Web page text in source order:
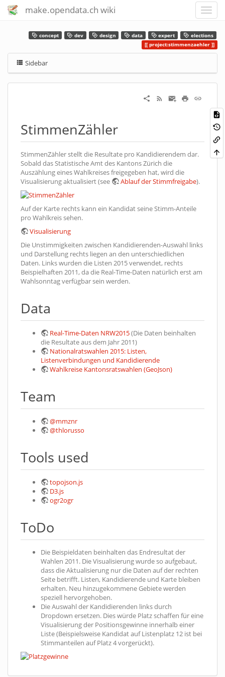
make.opendata.ch wiki
concept dev design data expert
elections
project:stimmenzaehler
Sidebar
StimmenZähler
StimmenZähler stellt die Resultate pro Kandidierendem dar.
Sobald das Statistische Amt des Kantons Zürich die
Auszählung eines Wahlkreises freigegeben hat, wird die
Visualisierung aktualisiert (see
Ablauf der Stimmfreigabe).
Auf der Karte rechts kann ein Kandidat seine Stimm-Anteile
pro Wahlkreis sehen.
Visualisierung
Die Unstimmigkeiten zwischen Kandidierenden-Auswahl links
und Darstellung rechts liegen an den unterschiedlichen
Daten. Links wurden die Listen 2015 verwendet, rechts
Beispielhaften 2011, da die Real-Time-Daten natürlich erst am
Wahlsonntag verfügbar sein werden.
Data
Real-Time-Daten NRW2015(Die Daten beinhalten
die Resultate aus dem Jahr 2011)
Nationalratswahlen 2015: Listen,
Listenverbindungen und Kandidierende
Wahlkreise Kantonsratswahlen (GeoJson)
Team
@mmznr
@thlorusso
Tools used
topojson.js
D3.js
ogr2ogr
ToDo
Die Beispieldaten beinhalten das Endresultat der
Wahlen 2011. Die Visualisierung wurde so aufgebaut,
dass die Aktualisierung nur die Daten auf der rechten
Seite betrifft. Listen, Kandidierende und Karte bleiben
erhalten. Neu hinzugekommene Gebiete werden
speziell hervorgehoben.
Die Auswahl der Kandidierenden links durch
Dropdown ersetzen. Dies würde Platz schaffen für eine
Visualisierung der Positionsgewinne innerhalb einer
Liste (Beispielsweise Kandidat auf Listenplatz 12 ist bei
Stimmanteilen auf Platz 4 vorgerückt).